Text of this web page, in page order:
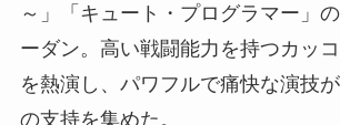
～」「キュート・プログラマー」
ーダン。高い戦闘能力を持つカッ
を熱演し、パワフルで痛快な演技
の支持を集めた。